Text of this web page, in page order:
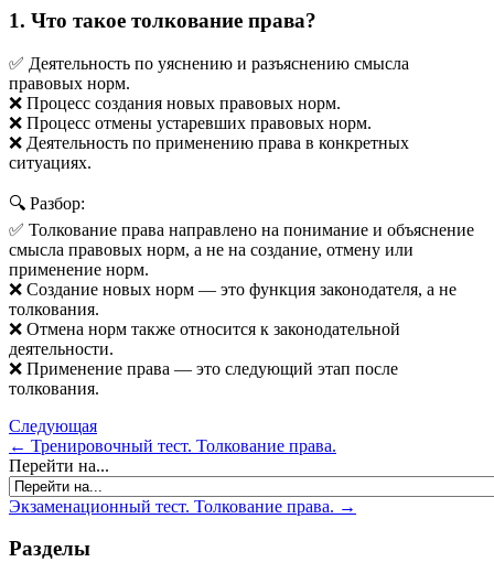
1. Что такое толкование права?
✅ Деятельность по уяснению и разъяснению смысла
правовых норм.
❌ Процесс создания новых правовых норм.
❌ Процесс отмены устаревших правовых норм.
❌ Деятельность по применению права в конкретных
ситуациях.
🔍 Разбор:
✅ Толкование права направлено на понимание и объяснение
смысла правовых норм, а не на создание, отмену или
применение норм.
❌ Создание новых норм — это функция законодателя, а не
толкования.
❌ Отмена норм также относится к законодательной
деятельности.
❌ Применение права — это следующий этап после
толкования.
Следующая
← Тренировочный тест. Толкование права.
Перейти на...
Экзаменационный тест. Толкование права. →
Разделы